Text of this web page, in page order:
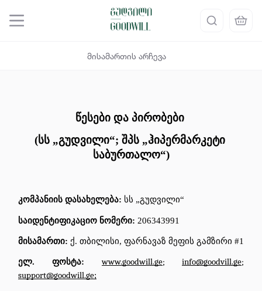
მისამართის არჩევა
წესები და პირობები
(სს „გუდვილი“; შპს „ჰიპერმარკეტი
საბურთალო“)
კომპანიის დასახელება: სს „გუდვილი“
საიდენტიფიკაციო ნომერი: 206343991
მისამართი: ქ. თბილისი, ფარნავაზ მეფის გამზირი #1
ელ. ფოსტა: www.goodwill.ge; info@goodvill.ge
support@goodwill.ge;